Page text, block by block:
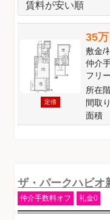
定借
35万
敷金/
仲介
フリ
所在
間取り
面積
ザ・パークハビオ
仲介手数料オフ 礼金0